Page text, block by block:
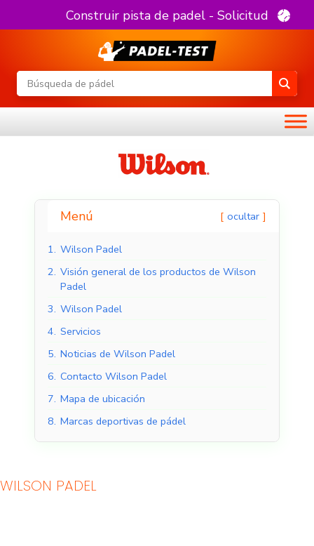
Construir pista de padel - Solicitud
Menú ocultar
1. Wilson Padel
2. Visión general de los productos de Wilson
Padel
3. Wilson Padel
4. Servicios
5. Noticias de Wilson Padel
6. Contacto Wilson Padel
7. Mapa de ubicación
8. Marcas deportivas de pádel
WILSON PADEL